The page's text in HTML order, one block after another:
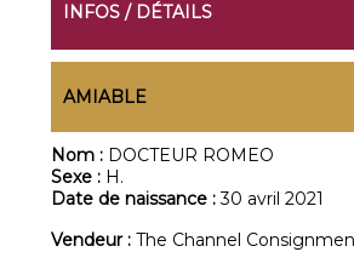
INFOS / DÉTAILS
AMIABLE
Nom : DOCTEUR ROMEO
Sexe : H.
Date de naissance :30 avril 2021
Vendeur :The Channel